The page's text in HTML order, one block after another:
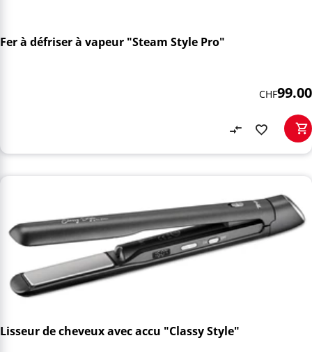
Fer à défriser à vapeur "Steam Style Pro"
CHF99.00
Lisseur de cheveux avec accu "Classy Style"